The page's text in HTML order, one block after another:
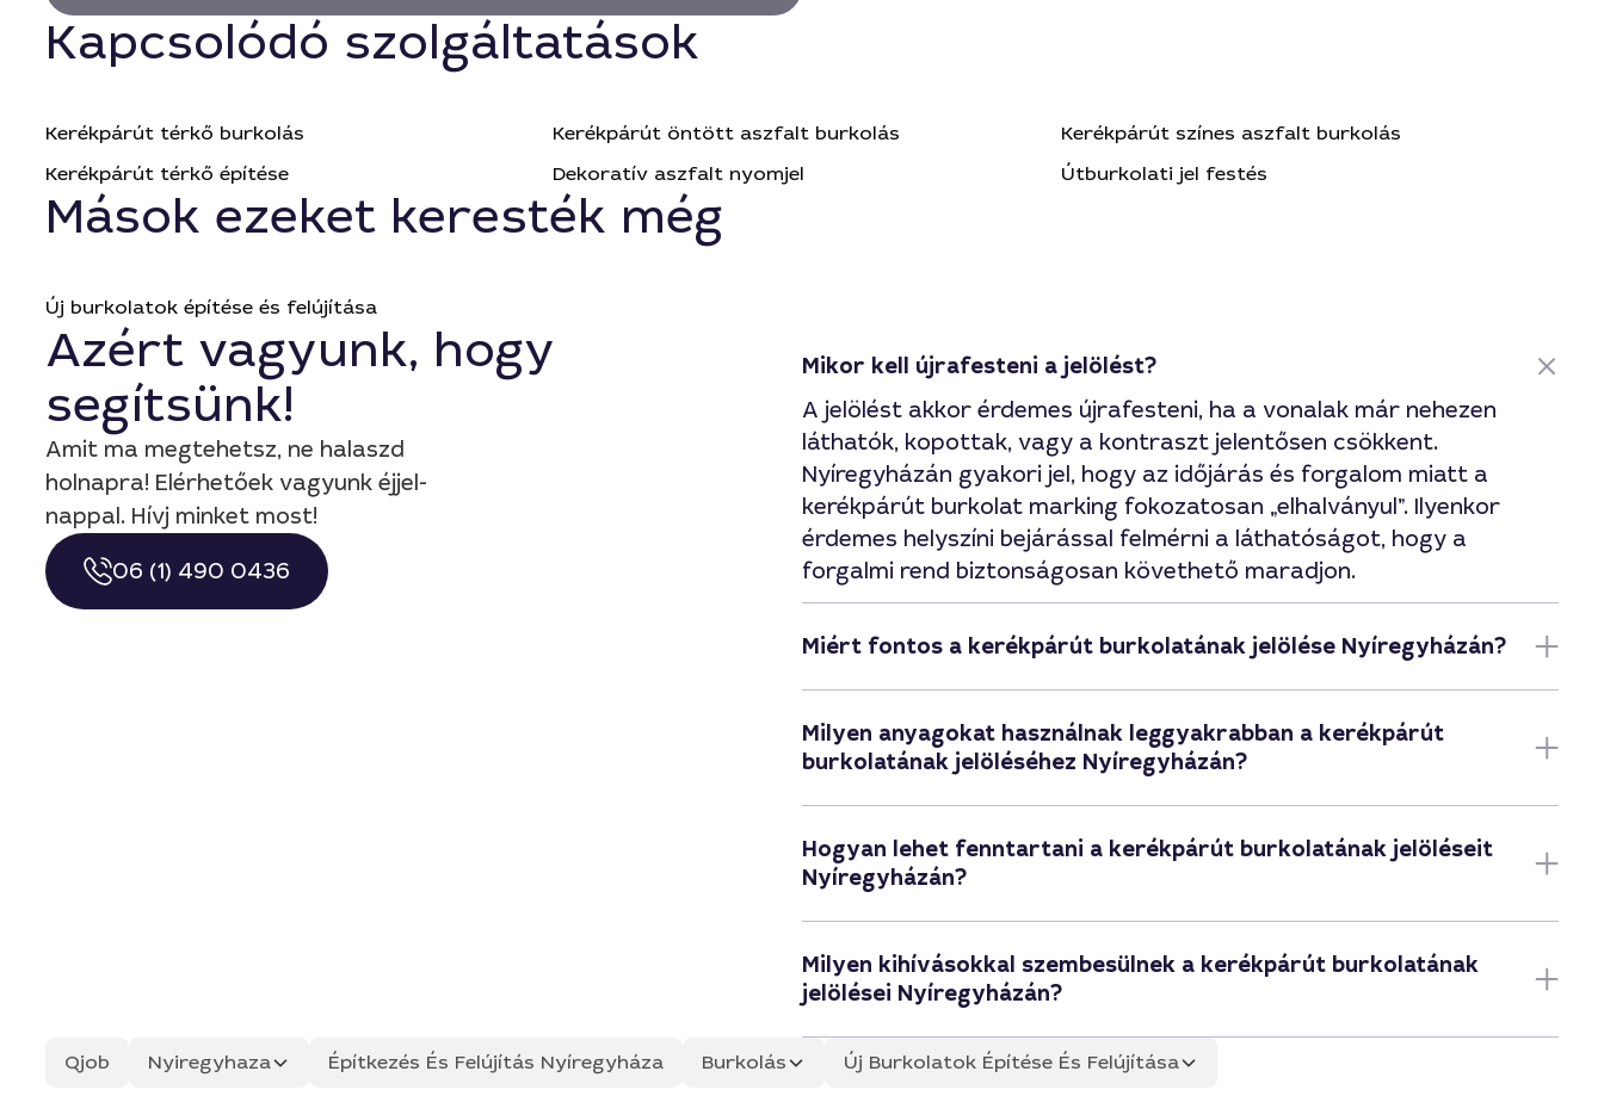
Kapcsolódó szolgáltatások
Kerékpárút térkő burkolás Kerékpárút öntött aszfalt burkolás
Kerékpárút színes aszfalt burkolás
Kerékpárút térkő építése
Dekoratív aszfalt nyomjel Útburkolati jel festés
Mások ezeket keresték még
Új burkolatok építése és felújítása
Azért vagyunk, hogy
segítsünk!
Amit ma megtehetsz, ne halaszd
holnapra! Elérhetőek vagyunk éjjel-
nappal. Hívj minket most!
06 (1) 490 0436
Mikor kell újrafesteni a jelölést?
A jelölést akkor érdemes újrafesteni, ha a vonalak már nehezen
láthatók, kopottak, vagy a kontraszt jelentősen csökkent.
Nyíregyházán gyakori jel, hogy az időjárás és forgalom miatt a
kerékpárút burkolat marking fokozatosan „elhalványul”. Ilyenkor
érdemes helyszíni bejárással felmérni a láthatóságot, hogy a
forgalmi rend biztonságosan követhető maradjon.
Miért fontos a kerékpárút burkolatának jelölése Nyíregyházán?
Milyen anyagokat használnak leggyakrabban a kerékpárút
burkolatának jelöléséhez Nyíregyházán?
Hogyan lehet fenntartani a kerékpárút burkolatának jelöléseit
Nyíregyházán?
Milyen kihívásokkal szembesülnek a kerékpárút burkolatának
jelölései Nyíregyházán?
Qjob Nyiregyhaza Építkezés És Felújítás Nyíregyháza Burkolás Új Burkolatok Építése És Felújítása